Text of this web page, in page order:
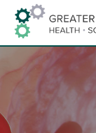
Hop
til
indhold